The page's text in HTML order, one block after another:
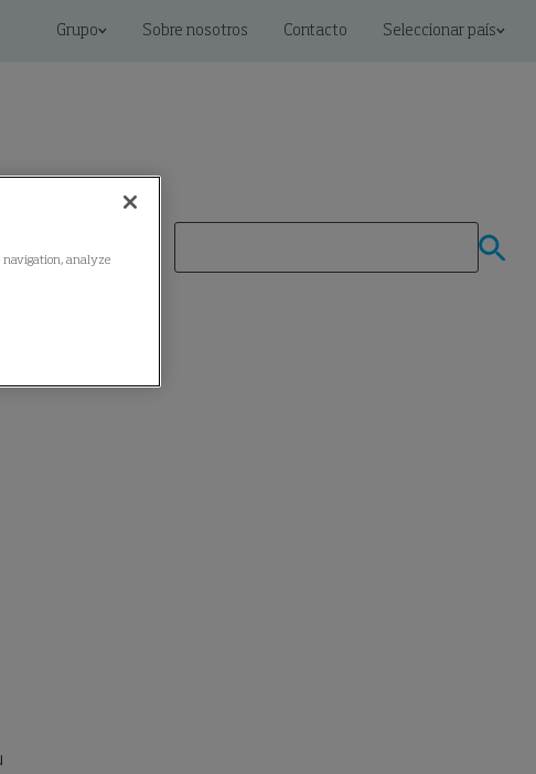
Grupo Sobre nosotros Contacto Seleccionar país
navigation, analyze